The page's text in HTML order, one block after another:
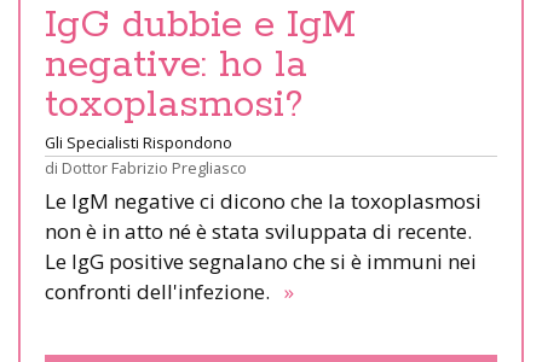
IgG dubbie e IgM
negative: ho la
toxoplasmosi?
Gli Specialisti Rispondono
di Dottor Fabrizio Pregliasco
Le IgM negative ci dicono che la toxoplasmosi
non è in atto né è stata sviluppata di recente.
Le IgG positive segnalano che si è immuni nei
confronti dell'infezione. »